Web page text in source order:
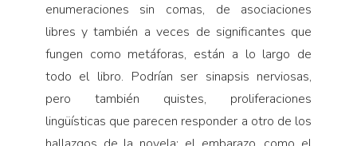
enumeraciones sin comas, de asociaciones
libres y también a veces de significantes que
fungen como metáforas, están a lo largo de
todo el libro. Podrían ser sinapsis nerviosas,
pero también quistes, proliferaciones
lingüísticas que parecen responder a otro de los